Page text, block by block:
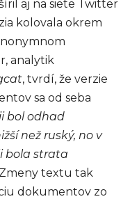
aj na siete Twitter
kolovala okrem
analytik
, tvrdí, že verzie
sa od seba
bol odhad
než ruský, no v
bola strata
Zmeny textu tak
dokumentov zo